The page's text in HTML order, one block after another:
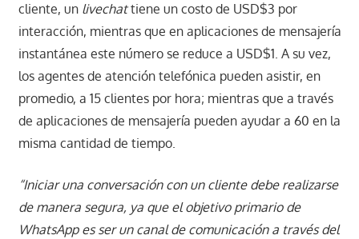
cliente, un livechattiene un costo de USD$3 por
interacción, mientras que en aplicaciones de mensajería
instantánea este número se reduce a USD$1. A su vez,
los agentes de atención telefónica pueden asistir, en
promedio, a 15 clientes por hora; mientras que a través
de aplicaciones de mensajería pueden ayudar a 60 en la
misma cantidad de tiempo.
“Iniciar una conversación con un cliente debe realizarse
de manera segura, ya que el objetivo primario de
WhatsApp es ser un canal de comunicación a través del